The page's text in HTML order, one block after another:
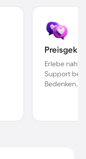
Erlebe
Support bei
Bedenken.